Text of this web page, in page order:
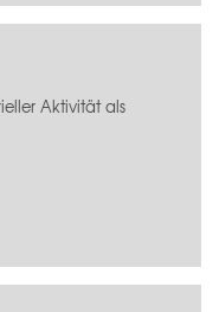
Aktivität als